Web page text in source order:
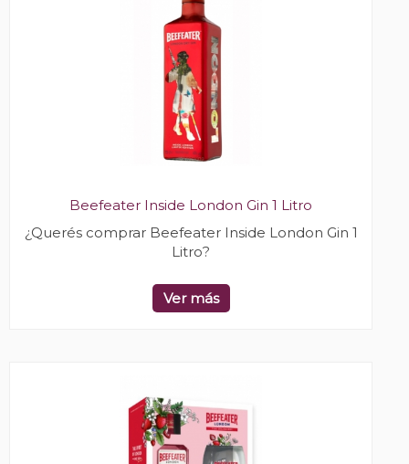
Beefeater Inside London Gin 1 Litro
¿Querés comprar Beefeater Inside London Gin 1
Litro?
Ver más